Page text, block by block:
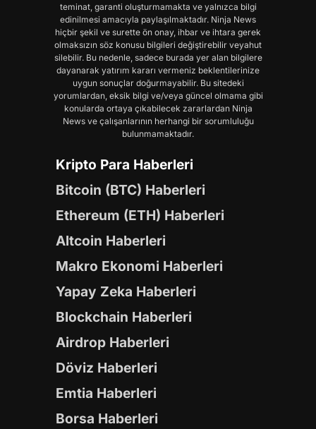
teminat, garanti oluşturmamakta ve yalnızca bilgi
edinilmesi amacıyla paylaşılmaktadır. Ninja News
hiçbir şekil ve surette ön onay, ihbar ve ihtara gerek
olmaksızın söz konusu bilgileri değiştirebilir veyahut
silebilir. Bu nedenle, sadece burada yer alan bilgilere
dayanarak yatırım kararı vermeniz beklentilerinize
uygun sonuçlar doğurmayabilir. Bu sitedeki
yorumlardan, eksik bilgi ve/veya güncel olmama gibi
konularda ortaya çıkabilecek zararlardan Ninja
News ve çalışanlarının herhangi bir sorumluluğu
bulunmamaktadır.
Kripto Para Haberleri
Bitcoin (BTC) Haberleri
Ethereum (ETH) Haberleri
Altcoin Haberleri
Makro Ekonomi Haberleri
Yapay Zeka Haberleri
Blockchain Haberleri
Airdrop Haberleri
Döviz Haberleri
Emtia Haberleri
Borsa Haberleri